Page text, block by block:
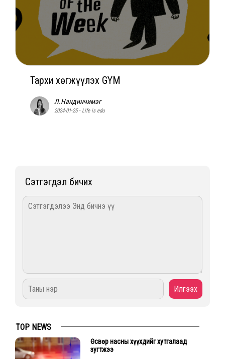
Тархи хөгжүүлэх GYM
Л.Нандинчимэг
2024-01-25 - Life is edu
Сэтгэгдэл бичих
TOP NEWS
Өсвөр насны хүүхдийг хутгалаад
зугтжээ